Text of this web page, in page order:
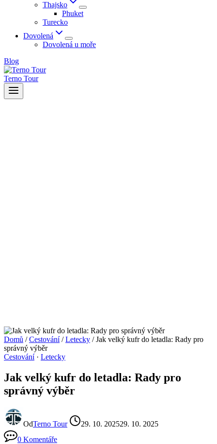
Thajsko
Phuket
Turecko
Dovolená
Dovolená u moře
Blog
Terno Tour
Domů / Cestování / Letecky / Jak velký kufr do letadla: Rady pro
správný výběr
Cestování· Letecky
Jak velký kufr do letadla: Rady pro
správný výběr
OdTerno Tour 29. 10. 202529. 10. 2025
0 Komentáře